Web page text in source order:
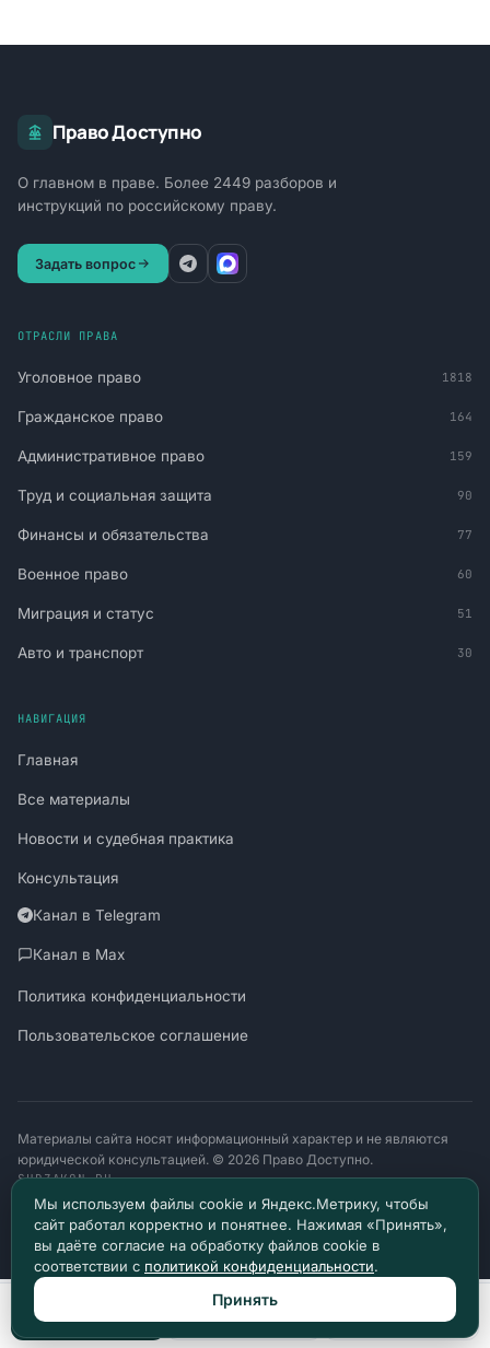
Право Доступно
О главном в праве. Более 2449 разборов и
инструкций по российскому праву.
Задать вопрос
ОТРАСЛИ ПРАВА
Уголовное право 1818
Гражданское право 164
Административное право 159
Труд и социальная защита 90
Финансы и обязательства 77
Военное право 60
Миграция и статус 51
Авто и транспорт 30
НАВИГАЦИЯ
Главная
Все материалы
Новости и судебная практика
Консультация
Канал в Telegram
Канал в Max
Политика конфиденциальности
Пользовательское соглашение
Материалы сайта носят информационный характер и не являются
юридической консультацией. © 2026 Право Доступно.
SUDZAKON.RU
Оператор персональных данных: ООО «ЯЛАНЖИ И ПАРТНЕРЫ»
ИНН 9717182760 · ОГРН 1257700370641
129085, г. Москва, проезд Ольминского, д. 4, помещ. 8н
Мы используем файлы cookie и Яндекс.Метрику, чтобы
сайт работал корректно и понятнее. Нажимая «Принять»,
вы даёте согласие на обработку файлов cookie в
соответствии с политикой конфиденциальности.
Принять